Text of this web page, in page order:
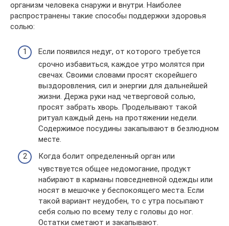
организм человека снаружи и внутри. Наиболее
распространены такие способы поддержки здоровья
солью:
Если появился недуг, от которого требуется
срочно избавиться, каждое утро молятся при
свечах. Своими словами просят скорейшего
выздоровления, сил и энергии для дальнейшей
жизни. Держа руки над четверговой солью,
просят забрать хворь. Проделывают такой
ритуал каждый день на протяжении недели.
Содержимое посудины закапывают в безлюдном
месте.
Когда болит определенный орган или
чувствуется общее недомогание, продукт
набирают в карманы повседневной одежды или
носят в мешочке у беспокоящего места. Если
такой вариант неудобен, то с утра посыпают
себя солью по всему телу с головы до ног.
Остатки сметают и закапывают.